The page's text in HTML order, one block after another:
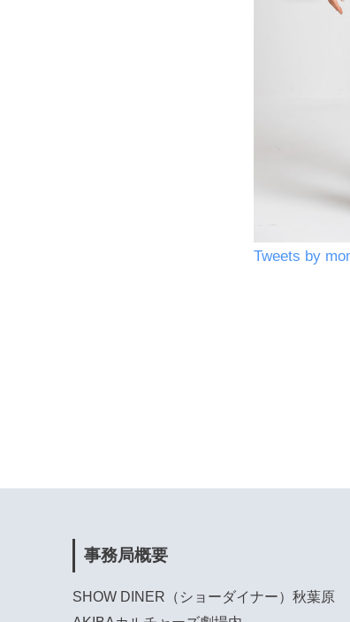
Tweets by
事務局概要
SHOW DINER（ショーダイナー）秋葉原